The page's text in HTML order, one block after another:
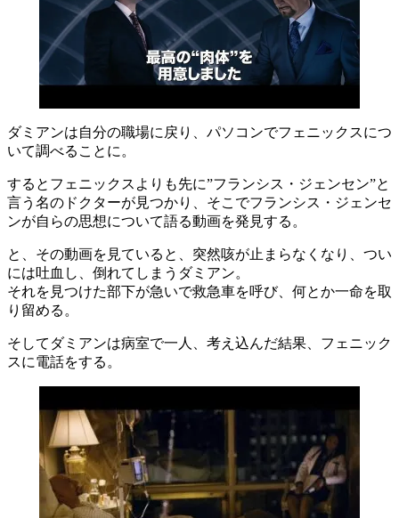
ダミアンは自分の職場に戻り、パソコンでフェニックスにつ
いて調べることに。
するとフェニックスよりも先に”フランシス・ジェンセン”と
言う名のドクターが見つかり、そこでフランシス・ジェンセ
ンが自らの思想について語る動画を発見する。
と、その動画を見ていると、突然咳が止まらなくなり、つい
には吐血し、倒れてしまうダミアン。
それを見つけた部下が急いで救急車を呼び、何とか一命を取
り留める。
そしてダミアンは病室で一人、考え込んだ結果、フェニック
スに電話をする。